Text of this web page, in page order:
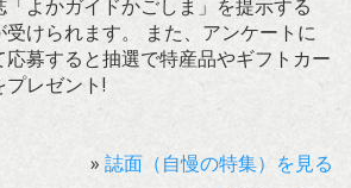
よかガイドかごしま」を提示する
けられます。 また、アンケートに
募すると抽選で特産品やギフトカー
プレゼント!
» 誌面（自慢の特集）を見る